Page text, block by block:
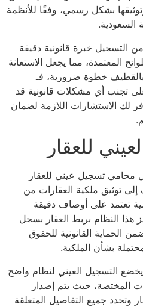
بشكل رسمي، وفقًا للأنظمة
خبرة قانونية دقيقة
مما يجعل الاستعانة
خطوة ضرورية، فـ
أي مشكلات قانونية قد
الاستشارات اللازمة لضمان
للعقار
تسجيل عيني للعقار
ملكية العقارات من
على أوصاف دقيقة
النظام بربط العقار بسجل
القانونية للحقوق
بشأن الملكية.
التسجيل العيني لنظام واضح
حيث يتم إصدار
جميع التفاصيل المتعلقة